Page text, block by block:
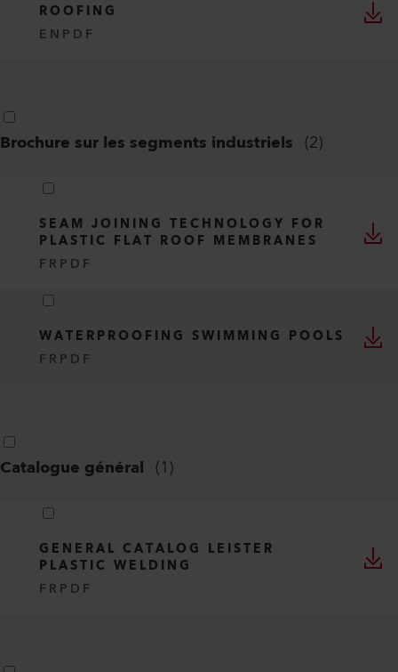
ROOFING
EN PDF
Brochure sur les segments industriels (2)
SEAM JOINING TECHNOLOGY FOR
PLASTIC FLAT ROOF MEMBRANES
FR PDF
WATERPROOFING SWIMMING POOLS
FR PDF
Catalogue général (1)
GENERAL CATALOG LEISTER
PLASTIC WELDING
FR PDF